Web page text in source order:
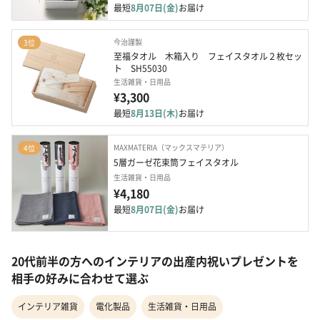
最短8月07日(金)お届け
3位 今治謹製
至福タオル　木箱入り　フェイスタオル２枚セッ
ト　SH55030
生活雑貨・日用品
¥3,300
最短8月13日(木)お届け
4位 MAXMATERIA（マックスマテリア）
5層ガーゼ花束筒フェイスタオル
生活雑貨・日用品
¥4,180
最短8月07日(金)お届け
20代前半の方へのインテリアの出産内祝いプレゼントを
相手の好みに合わせて選ぶ
インテリア雑貨 電化製品 生活雑貨・日用品